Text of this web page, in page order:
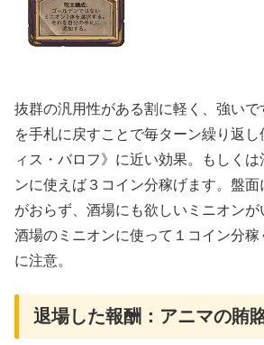
抜群の汎用性がある割に軽く、強い
を手札に戻すことで毎ターン繰り返
ィス・バロフ》に近い効果。もしく
ンに使えば３コイン分稼げます。盤
がおらず、酒場にも欲しいミニオン
酒場のミニオンに使って１コイン分稼
に注意。
退場した報酬：アニマの賄